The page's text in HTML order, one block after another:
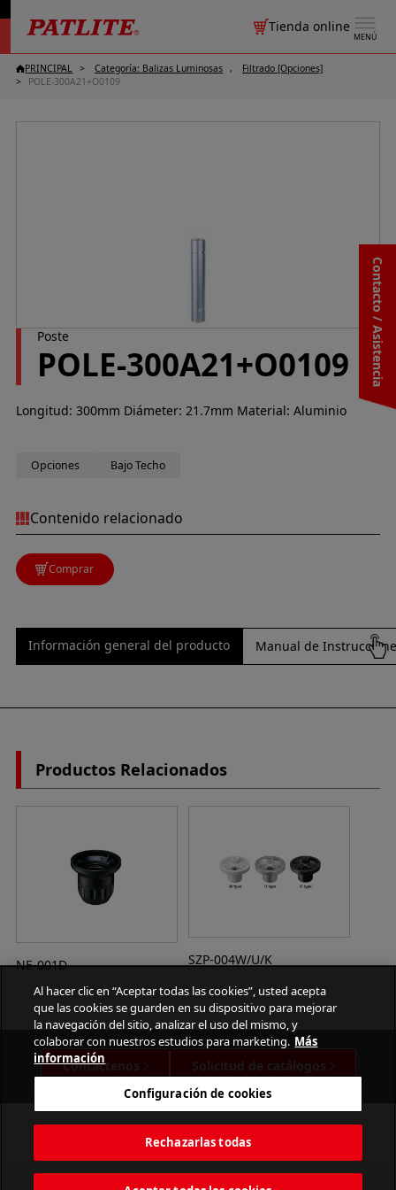
MENÚ
Tienda online
Contacto / Asistencia
PRINCIPAL Categoría: Balizas Luminosas
Filtrado [Opciones]
POLE-300A21+O0109
Poste
POLE-300A21+O0109
Longitud: 300mm Diámeter: 21.7mm Material: Aluminio
Opciones Bajo Techo
Contenido relacionado
Comprar
Información general del producto Manual de
Productos Relacionados
NE-001D SZP-004W/U/K
Contáctenos Solicitud de catálogos
Al hacer clic en “Aceptar todas las cookies”, usted acepta
que las cookies se guarden en su dispositivo para mejorar
la navegación del sitio, analizar el uso del mismo, y
colaborar con nuestros estudios para marketing. Más
información
Configuración de cookies
Rechazarlas todas